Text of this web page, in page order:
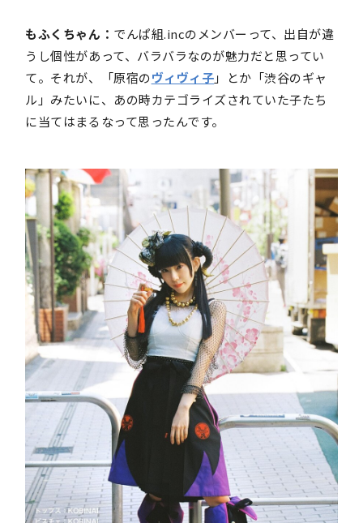
もふくちゃん： でんぱ組.incのメンバーって、出自が違
うし個性があって、バラバラなのが魅力だと思ってい
て。それが、「原宿のヴィヴィ子」とか「渋谷のギャ
ル」みたいに、あの時カテゴライズされていた子たち
に当てはまるなって思ったんです。